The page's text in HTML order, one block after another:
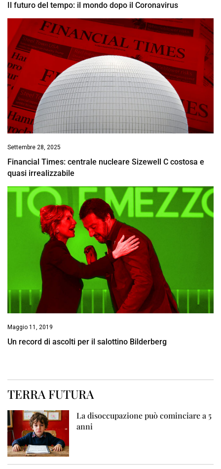
Il futuro del tempo: il mondo dopo il Coronavirus
Settembre 28, 2025
Financial Times: centrale nucleare Sizewell C costosa e
quasi irrealizzabile
Maggio 11, 2019
Un record di ascolti per il salottino Bilderberg
TERRA FUTURA
La disoccupazione può cominciare a 5
anni